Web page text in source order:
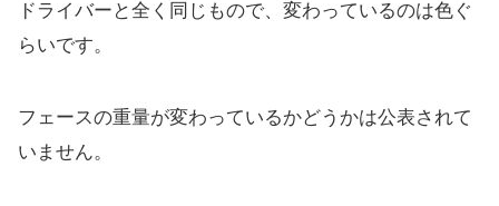
ドライバー と全く同じもので、変わっているのは色ぐ
らいです。
フェースの重量が変わっているかどうかは公表されて
いません。